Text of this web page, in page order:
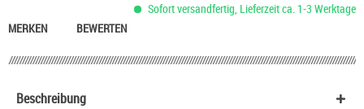
0,90 €
Sofort versandfertig, Lieferzeit ca. 1-3 Werktage
MERKEN
BEWERTEN
Beschreibung